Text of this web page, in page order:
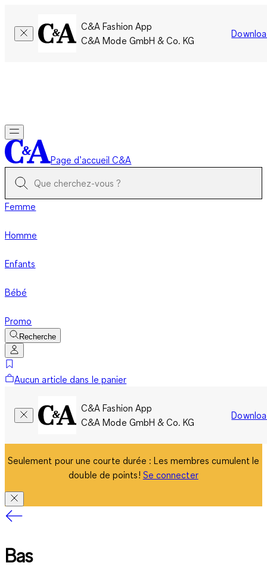
C&A Fashion App
C&A Mode GmbH & Co. KG
Page d’accueil C&A
Femme
Homme
Enfants
Bébé
Promo
Recherche
Aucun article dans le panier
C&A Fashion App
C&A Mode GmbH & Co. KG
Seulement pour une courte durée : Les membres cumulent le
double de points! Se connecter
Bas